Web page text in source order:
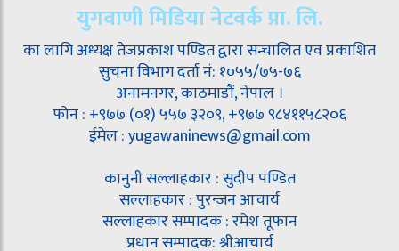
युगवाणी मिडिया नेटवर्क प्रा. लि.
का लागि अध्यक्ष तेजप्रकाश पण्डित द्वारा सन्चालित एव प्रकाशित
सुचना विभाग दर्ता नं: १०५५/७५-७६
अनामनगर, काठमाडौं, नेपाल ।
फोन : +९७७ (०१) ५५७ ३२०९, +९७७ ९८४११५८२०६
ईमेल : yugawaninews@gmail.com
कानुनी सल्लाहकार : सुदीप पण्डित
सल्लाहकार : पुरन्जन आचार्य
सल्लाहकार सम्पादक : रमेश तूफान
प्रधान सम्पादक: श्रीआचार्य